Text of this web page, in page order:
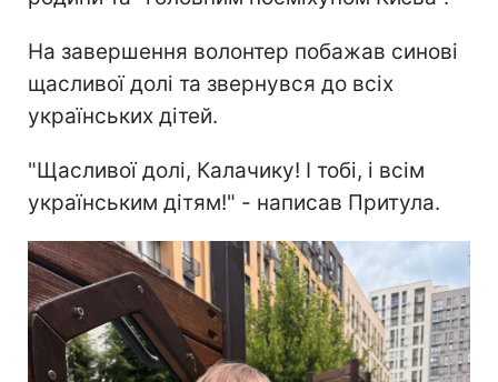
На завершення волонтер побажав синові
щасливої долі та звернувся до всіх
українських дітей.
"Щасливої долі, Калачику! І тобі, і всім
українським дітям!" - написав Притула.